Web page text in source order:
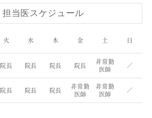
担当医スケジュール
火 水 木 金 土 日
院長 院長 院長 院長
非常勤
医師
／
院長 院長 院長
非常勤
医師
非常勤
医師
／